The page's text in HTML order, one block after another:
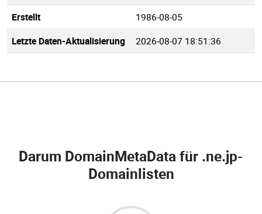
Erstellt
1986-08-05
Letzte Daten-Aktualisierung
2026-08-07 18:51:36
Darum DomainMetaData für .ne.jp-
Domainlisten